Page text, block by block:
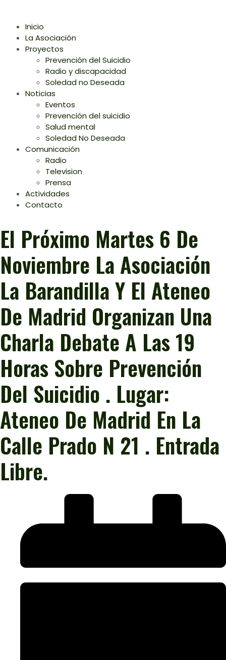
Inicio
La Asociación
Proyectos
Prevención del Suicidio
Radio y discapacidad
Soledad no Deseada
Noticias
Eventos
Prevención del suicidio
Salud mental
Soledad No Deseada
Comunicación
Radio
Television
Prensa
Actividades
Contacto
El Próximo Martes 6 De
Noviembre La Asociación
La Barandilla Y El Ateneo
De Madrid Organizan Una
Charla Debate A Las 19
Horas Sobre Prevención
Del Suicidio . Lugar:
Ateneo De Madrid En La
Calle Prado N 21 . Entrada
Libre.